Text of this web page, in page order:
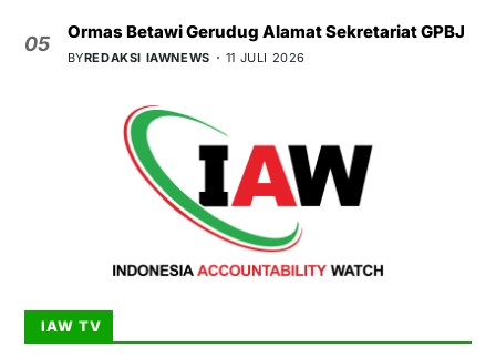
05
Ormas Betawi Gerudug Alamat Sekretariat GPBJ
BYREDAKSI IAWNEWS 11 JULI 2026
IAW TV